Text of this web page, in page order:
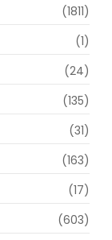
(1811)
(1)
(24)
(135)
(31)
(163)
(17)
(603)